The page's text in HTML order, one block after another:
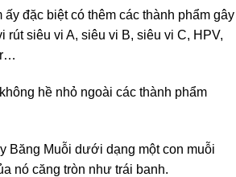
ấy đặc biệt có thêm các thành phẩm gây
rút siêu vi A, siêu vi B, siêu vi C, HPV,
hề nhỏ ngoài các thành phẩm
Băng Muỗi dưới dạng một con muỗi
nó căng tròn như trái banh.